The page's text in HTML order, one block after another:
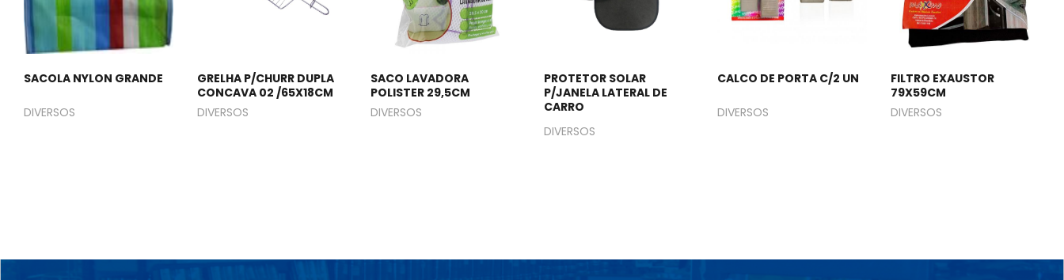
SACOLA NYLON GRANDE
DIVERSOS
GRELHA P/CHURR DUPLA
CONCAVA 02 /65X18CM
DIVERSOS
SACO LAVADORA
POLISTER 29,5CM
DIVERSOS
PROTETOR SOLAR
P/JANELA LATERAL DE
CARRO
DIVERSOS
CALCO DE PORTA C/2 UN
DIVERSOS
FILTRO EXAUSTOR
79X59CM
DIVERSOS